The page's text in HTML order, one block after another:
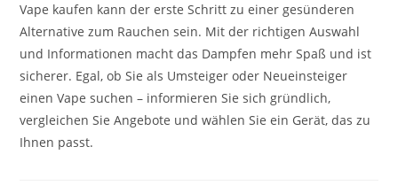
Vape kaufen kann der erste Schritt zu einer gesünderen
Alternative zum Rauchen sein. Mit der richtigen Auswahl
und Informationen macht das Dampfen mehr Spaß und ist
sicherer. Egal, ob Sie als Umsteiger oder Neueinsteiger
einen Vape suchen – informieren Sie sich gründlich,
vergleichen Sie Angebote und wählen Sie ein Gerät, das zu
Ihnen passt.